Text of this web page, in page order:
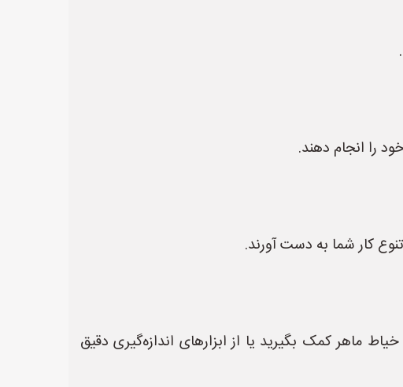
را انجام دهند.
کار شما به دست آورند.
ماهر کمک بگیرید یا از ابزارهای اندازه‌گیری دقیق